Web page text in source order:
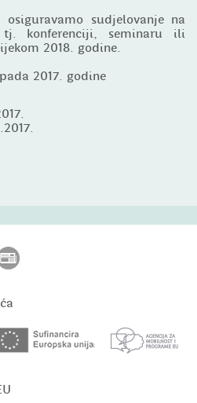
osiguravamo sudjelovanje na
tj. konferenciji, seminaru ili
2018. godine.
2017. godine